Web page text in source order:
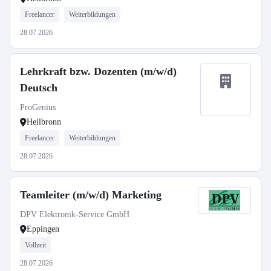
Freelancer Weiterbildungen
28.07.2026
Lehrkraft bzw. Dozenten (m/w/d)
Deutsch
ProGenius
Heilbronn
Freelancer Weiterbildungen
28.07.2026
Teamleiter (m/w/d) Marketing
DPV Elektronik-Service GmbH
Eppingen
Vollzeit
28.07.2026